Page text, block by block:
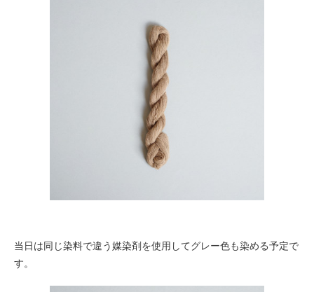
当日は同じ染料で違う媒染剤を使用してグレー色も染める予定で
す。